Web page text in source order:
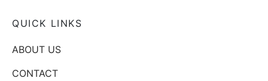
QUICK LINKS
ABOUT US
CONTACT